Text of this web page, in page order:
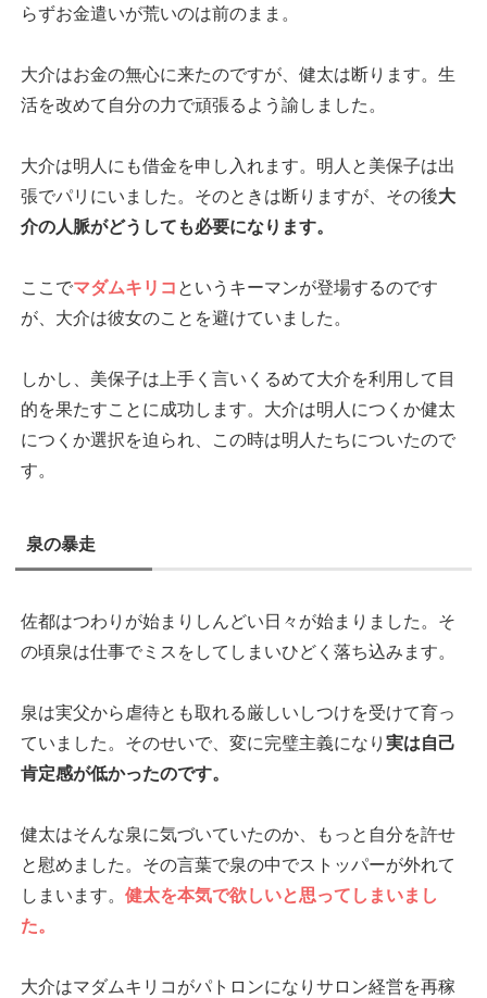
らずお金遣いが荒いのは前のまま。
大介はお金の無心に来たのですが、健太は断ります。生
活を改めて自分の力で頑張るよう諭しました。
大介は明人にも借金を申し入れます。明人と美保子は出
張でパリにいました。そのときは断りますが、その後大
介の人脈がどうしても必要になります。
ここでマダムキリコ というキーマンが登場するのです
が、大介は彼女のことを避けていました。
しかし、美保子は上手く言いくるめて大介を利用して目
的を果たすことに成功します。大介は明人につくか健太
につくか選択を迫られ、この時は明人たちについたので
す。
泉の暴走
佐都はつわりが始まりしんどい日々が始まりました。そ
の頃泉は仕事でミスをしてしまいひどく落ち込みます。
泉は実父から虐待とも取れる厳しいしつけを受けて育っ
ていました。そのせいで、変に完璧主義になり 実は自己
肯定感が低かったのです。
健太はそんな泉に気づいていたのか、もっと自分を許せ
と慰めました。その言葉で泉の中でストッパーが外れて
しまいます。 健太を本気で欲しいと思ってしまいまし
た。
大介はマダムキリコがパトロンになりサロン経営を再稼